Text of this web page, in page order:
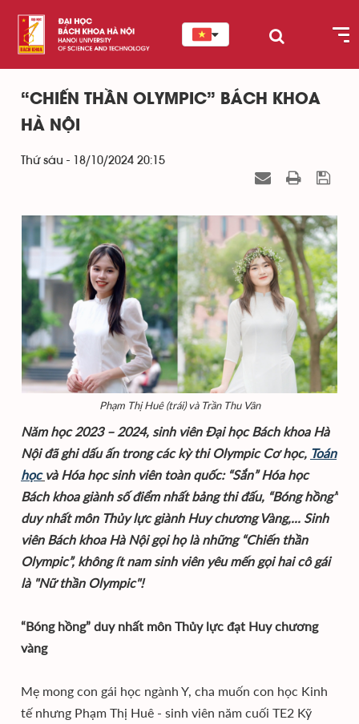
“CHIẾN THẦN OLYMPIC” BÁCH KHOA
HÀ NỘI
Thứ sáu - 18/10/2024 20:15
Phạm Thị Huê (trái) và Trần Thu Vân
Năm học 2023 – 2024, sinh viên Đại học Bách khoa Hà
Nội đã ghi dấu ấn trong các kỳ thi Olympic Cơ học, Toán
học và Hóa học sinh viên toàn quốc: “Sắn” Hóa học
Bách khoa giành số điểm nhất bảng thi đấu, “Bóng hồng”
duy nhất môn Thủy lực giành Huy chương Vàng,... Sinh
viên Bách khoa Hà Nội gọi họ là những “Chiến thần
Olympic”, không ít nam sinh viên yêu mến gọi hai cô gái
là "Nữ thần Olympic"!
“Bóng hồng” duy nhất môn Thủy lực đạt Huy chương
vàng
Mẹ mong con gái học ngành Y, cha muốn con học Kinh
tế nhưng Phạm Thị Huê - sinh viên năm cuối TE2 Kỹ